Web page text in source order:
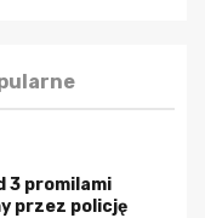
3 promilami
przez policję